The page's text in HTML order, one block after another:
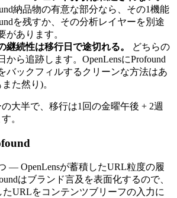
納品物の有意な部分なら、その1機能
を残すか、その分析レイヤーを別途
があります。
継続性は移行日で途切れる。
どちらの
から追跡します。OpenLensにProfound
バックフィルするクリーンな方法はあ
た然り)。
大半で、移行は1回の金曜午後 + 2週
。
— OpenLensが蓄積したURL粒度の履
はブランド言及を表面化するので、
たURLをコンテンツブリーフの入力に